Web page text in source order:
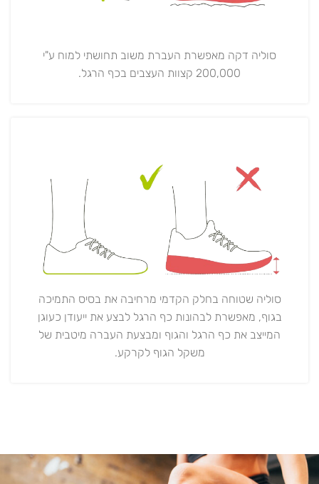
סוליה דקה מאפשרת העברת משוב תחושתי למוח ע"י
200,000 קצוות העצבים בכף הרגל.
סוליה שטוחה בחלק הקדמי מרחיבה את בסיס התמיכה
בגוף, מאפשרת לבהונות כף הרגל לבצע את ייעודן כעוגן
המייצב את כף הרגל והגוף ומבצעת העברה מיטבית של
משקל הגוף לקרקע.